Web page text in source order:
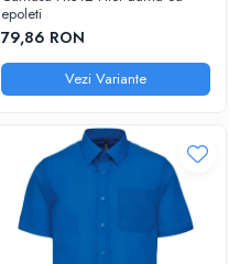
epoleti
79,86 RON
Vezi Variante